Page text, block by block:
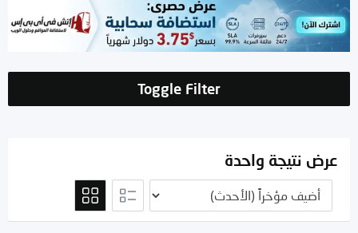
Toggle Filter
عرض نتيجة واحدة